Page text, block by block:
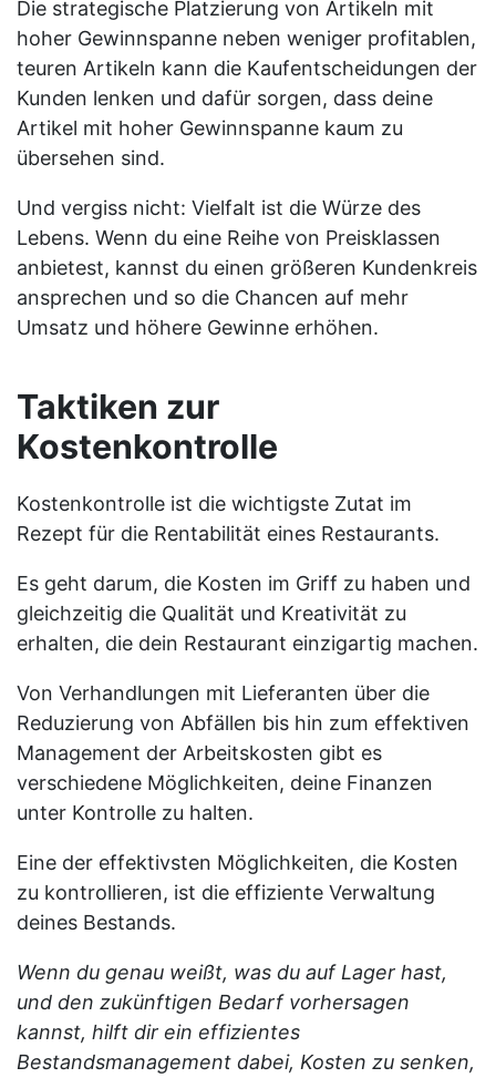
Die strategische Platzierung von Artikeln mit
hoher Gewinnspanne neben weniger profitablen,
teuren Artikeln kann die Kaufentscheidungen der
Kunden lenken und dafür sorgen, dass deine
Artikel mit hoher Gewinnspanne kaum zu
übersehen sind.
Und vergiss nicht: Vielfalt ist die Würze des
Lebens. Wenn du eine Reihe von Preisklassen
anbietest, kannst du einen größeren Kundenkreis
ansprechen und so die Chancen auf mehr
Umsatz und höhere Gewinne erhöhen.
Taktiken zur
Kostenkontrolle
Kostenkontrolle ist die wichtigste Zutat im
Rezept für die Rentabilität eines Restaurants.
Es geht darum, die Kosten im Griff zu haben und
gleichzeitig die Qualität und Kreativität zu
erhalten, die dein Restaurant einzigartig machen.
Von Verhandlungen mit Lieferanten über die
Reduzierung von Abfällen bis hin zum effektiven
Management der Arbeitskosten gibt es
verschiedene Möglichkeiten, deine Finanzen
unter Kontrolle zu halten.
Eine der effektivsten Möglichkeiten, die Kosten
zu kontrollieren, ist die effiziente Verwaltung
deines Bestands.
Wenn du genau weißt, was du auf Lager hast,
und den zukünftigen Bedarf vorhersagen
kannst, hilft dir ein effizientes
Bestandsmanagement dabei, Kosten zu senken,